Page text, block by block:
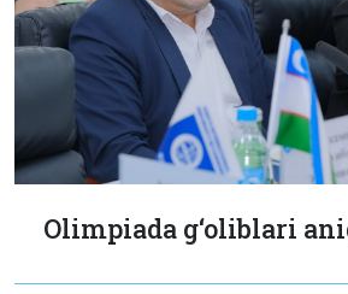
Olimpiada g‘oliblari